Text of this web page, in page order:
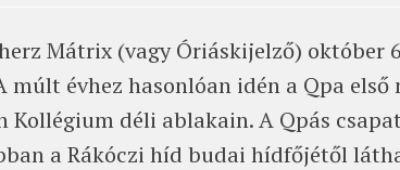
Mátrix (vagy Óriáskijelző) október
múlt évhez hasonlóan idén a Qpa
Kollégium déli ablakain. A Qpás
a Rákóczi híd budai hídfőjétől